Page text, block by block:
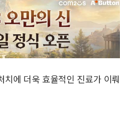
에 더욱 효율적인 진료가 이뤄